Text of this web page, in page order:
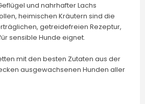
und nahrhafter Lachs
heimischen Kräutern sind die
getreidefreien Rezeptur,
sensible Hunde eignet.
mit den besten Zutaten aus der
ausgewachsenen Hunden aller